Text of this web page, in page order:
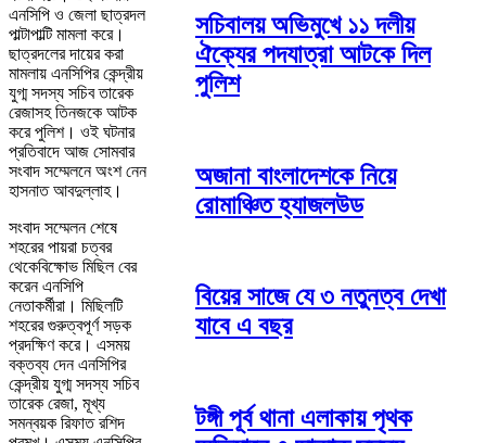
এনসিপি ও জেলা ছাত্রদল
পাল্টাপাল্টি মামলা করে।
ছাত্রদলের দায়ের করা
মামলায় এনসিপির কেন্দ্রীয়
যুগ্ম সদস্য সচিব তারেক
রেজাসহ তিনজকে আটক
করে পুলিশ। ওই ঘটনার
প্রতিবাদে আজ সোমবার
সংবাদ সম্মেলনে অংশ নেন
হাসনাত আবদুল্লাহ।
সংবাদ সম্মেলন শেষে
শহরের পায়রা চত্বর
থেকেবিক্ষোভ মিছিল বের
করেন এনসিপি
নেতাকর্মীরা। মিছিলটি
শহরের গুরুত্বপূর্ণ সড়ক
প্রদক্ষিণ করে। এসময়
বক্তব্য দেন এনসিপির
কেন্দ্রীয় যুগ্ম সদস্য সচিব
তারেক রেজা, মূখ্য
সমন্বয়ক রিফাত রশিদ
সচিবালয় অভিমুখে ১১ দলীয়
ঐক্যের পদযাত্রা আটকে দিল
পুলিশ
অজানা বাংলাদেশকে নিয়ে
রোমাঞ্চিত হ্যাজলউড
বিয়ের সাজে যে ৩ নতুনত্ব দেখা
যাবে এ বছর
টঙ্গী পূর্ব থানা এলাকায় পৃথক